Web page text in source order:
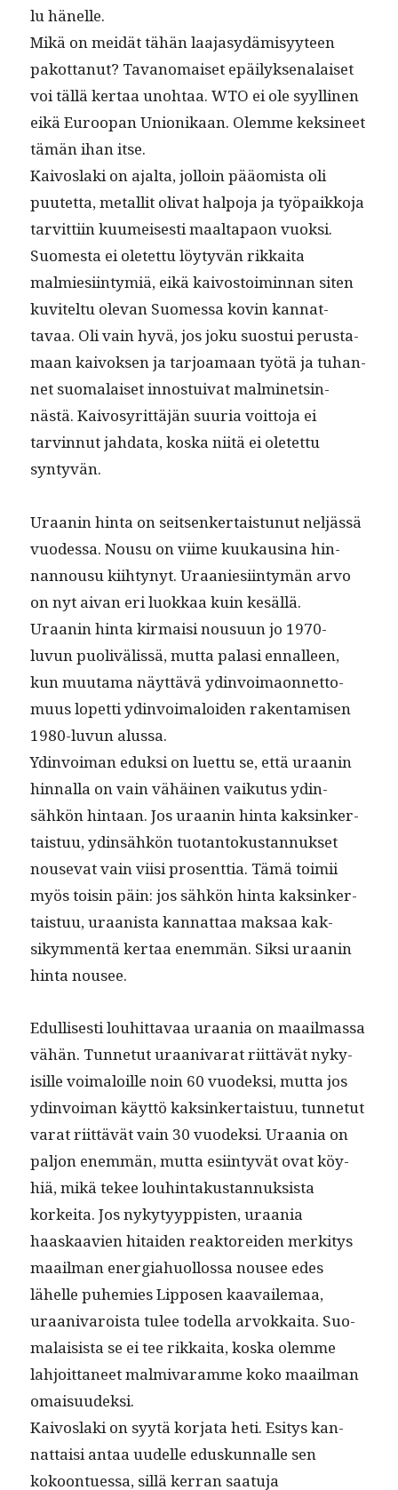
lu hänelle.
Mikä on mei­dät tähän laa­jasy­dämisyy­teen
pakot­tanut? Tavanomaiset epäi­lyk­se­nalaiset
voi täl­lä ker­taa uno­htaa. WTO ei ole syylli­nen
eikä Euroopan Unionikaan. Olemme keksi­neet
tämän ihan itse.
Kaivosla­ki on ajal­ta, jol­loin pääomista oli
puutet­ta, met­al­lit oli­vat halpo­ja ja työ­paikko­ja
tarvit­ti­in kuumeis­es­ti maal­ta­paon vuok­si.
Suomes­ta ei oletet­tu löy­tyvän rikkai­ta
malmiesi­in­tymiä, eikä kaivos­toimin­nan siten
kuvitel­tu ole­van Suomes­sa kovin kan­nat­
tavaa. Oli vain hyvä, jos joku suos­tui perus­ta­
maan kai­vok­sen ja tar­joa­maan työtä ja tuhan­
net suo­ma­laiset innos­tu­i­v­at malminetsin­
nästä. Kaivosyrit­täjän suuria voit­to­ja ei
tarvin­nut jah­da­ta, kos­ka niitä ei oletet­tu
syntyvän.
Uraanin hin­ta on seit­senker­tais­tunut neljässä
vuodessa. Nousu on viime kuukausi­na hin­
nan­nousu kiihtynyt. Uraa­niesi­in­tymän arvo
on nyt aivan eri luokkaa kuin kesällä.
Uraanin hin­ta kir­maisi nousu­un jo 1970-
luvun puo­livälis­sä, mut­ta palasi ennalleen,
kun muu­ta­ma näyt­tävä ydin­voimaon­net­to­
muus lopet­ti ydin­voimaloiden rak­en­tamisen
1980-luvun alussa.
Ydin­voiman eduk­si on luet­tu se, että uraanin
hin­nal­la on vain vähäi­nen vaiku­tus ydin­
sähkön hin­taan. Jos uraanin hin­ta kaksinker­
tais­tuu, ydin­sähkön tuotan­tokus­tan­nuk­set
nou­se­vat vain viisi pros­ent­tia. Tämä toimii
myös toisin päin: jos sähkön hin­ta kaksinker­
tais­tuu, uraanista kan­nat­taa mak­saa kak­
sikym­men­tä ker­taa enem­män. Sik­si uraanin
hin­ta nousee.
Edullis­es­ti louhit­tavaa uraa­nia on maail­mas­sa
vähän. Tun­netut uraani­varat riit­tävät nyky­
isille voimaloille noin 60 vuodek­si, mut­ta jos
ydin­voiman käyt­tö kaksinker­tais­tuu, tun­netut
varat riit­tävät vain 30 vuodek­si. Uraa­nia on
paljon enem­män, mut­ta esi­in­tyvät ovat köy­
hiä, mikä tekee louhin­takus­tan­nuk­sista
korkei­ta. Jos nyky­tyyp­pis­ten, uraa­nia
haaskaavien hitaiden reak­tor­ei­den merk­i­tys
maail­man ener­giahuol­los­sa nousee edes
lähelle puhemies Lip­posen kaavaile­maa,
uraani­varoista tulee todel­la arvokkai­ta. Suo­
ma­lai­sista se ei tee rikkai­ta, kos­ka olemme
lahjoit­ta­neet malmi­varamme koko maail­man
omaisuudeksi.
Kaivosla­ki on syytä kor­ja­ta heti. Esi­tys kan­
nat­taisi antaa uudelle eduskun­nalle sen
kokoontues­sa, sil­lä ker­ran saatu­ja